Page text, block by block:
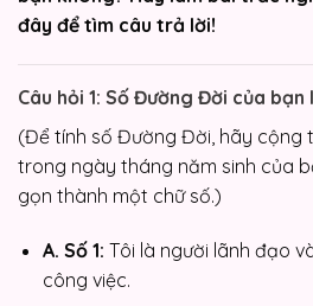
đây để tìm câu trả lời!
Câu hỏi 1: Số Đường Đời của bạn
(Để tính số Đường Đời, hãy cộng
trong ngày tháng năm sinh của
gọn thành một chữ số.)
A. Số 1: Tôi là người lãnh đạo
công việc.